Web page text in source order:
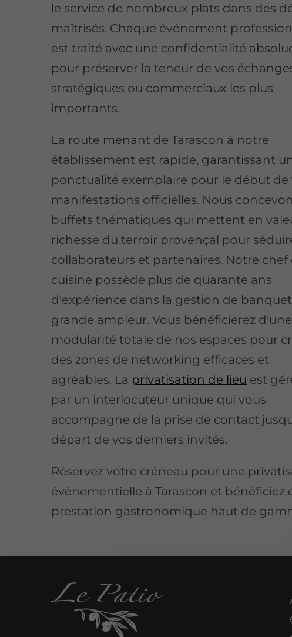
le service de nombreux plats dans des
maîtrisés. Chaque événement
est traité avec une confidentialité
pour préserver la teneur de vos
stratégiques ou commerciaux les plus
importants.
La route menant de Tarascon à notre
établissement est rapide, garantissant
ponctualité exemplaire pour le début de
manifestations officielles. Nous
buffets thématiques qui mettent en
richesse du terroir provençal pour
collaborateurs et partenaires. Notre chef
cuisine possède plus de quarante ans
d'expérience dans la gestion de
grande ampleur. Vous bénéficierez d'une
modularité totale de nos espaces pour
des zones de networking efficaces et
agréables. La privatisation de lieu est
par un interlocuteur unique qui vous
accompagne de la prise de contact
départ de vos derniers invités.
Réservez votre créneau pour une
événementielle à Tarascon et bénéficiez
prestation gastronomique haut de